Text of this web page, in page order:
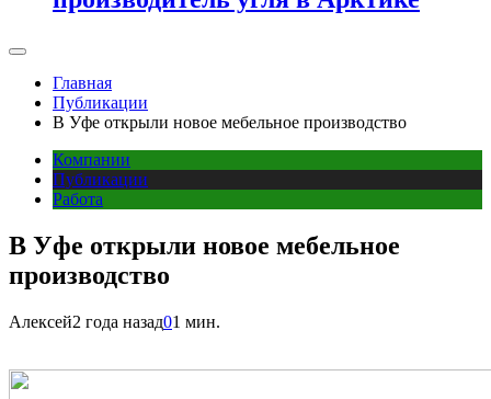
Главная
Публикации
В Уфе открыли новое мебельное производство
Компании
Публикации
Работа
В Уфе открыли новое мебельное
производство
Алексей2 года назад01 мин.